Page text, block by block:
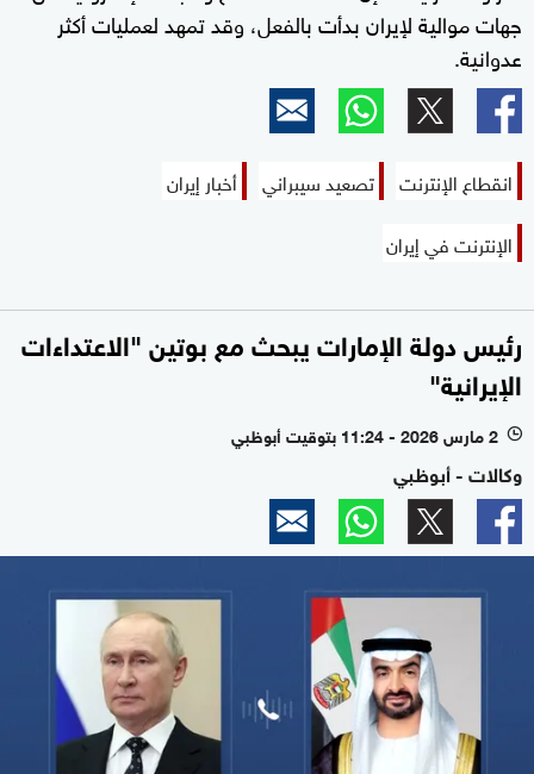
جهات موالية لإيران بدأت بالفعل، وقد تمهد لعمليات أكثر
عدوانية.
انقطاع الإنترنت تصعيد سيبراني
أخبار إيران
الإنترنت في إيران
رئيس دولة الإمارات يبحث مع بوتين "الاعتداءات
الإيرانية"
l 2 مارس 2026 - 11:24 بتوقيت أبوظبي
وكالات - أبوظبي